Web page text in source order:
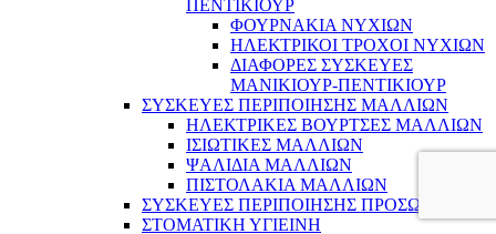
ΠΕΝΤΙΚΙΟΥΡ
ΦΟΥΡΝΑΚΙΑ ΝΥΧΙΩΝ
ΗΛΕΚΤΡΙΚΟΙ ΤΡΟΧΟΙ ΝΥΧΙΩΝ
ΔΙΑΦΟΡΕΣ ΣΥΣΚΕΥΕΣ
ΜΑΝΙΚΙΟΥΡ-ΠΕΝΤΙΚΙΟΥΡ
ΣΥΣΚΕΥΕΣ ΠΕΡΙΠΟΙΗΣΗΣ ΜΑΛΛΙΩΝ
ΗΛΕΚΤΡΙΚΕΣ ΒΟΥΡΤΣΕΣ ΜΑΛΛΙΩΝ
ΙΣΙΩΤΙΚΕΣ ΜΑΛΛΙΩΝ
ΨΑΛΙΔΙΑ ΜΑΛΛΙΩΝ
ΠΙΣΤΟΛΑΚΙΑ ΜΑΛΛΙΩΝ
ΣΥΣΚΕΥΕΣ ΠΕΡΙΠΟΙΗΣΗΣ ΠΡΟΣΩΠΟΥ
ΣΤΟΜΑΤΙΚΗ ΥΓΙΕΙΝΗ